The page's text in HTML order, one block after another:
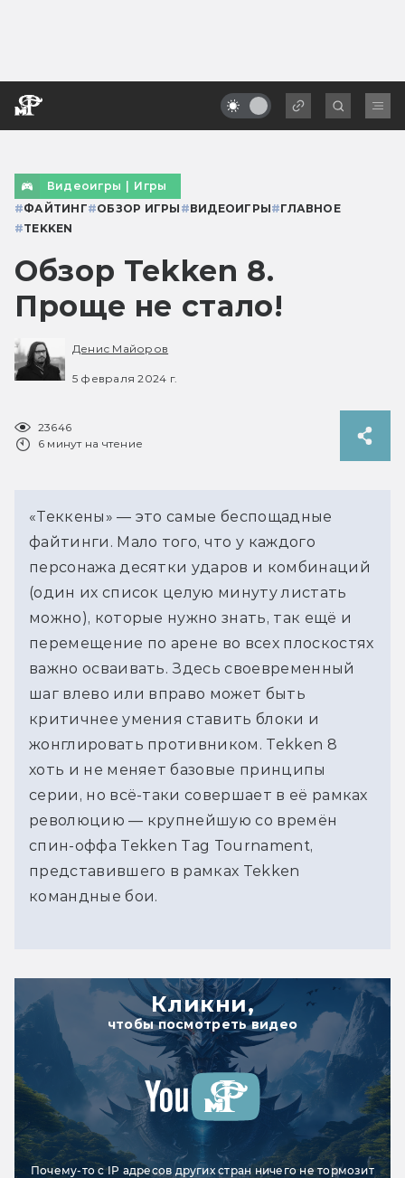
Видеоигры | Игры
#ФАЙТИНГ#ОБЗОР ИГРЫ #ВИДЕОИГРЫ#ГЛАВНОЕ
#TEKKEN
Обзор Tekken 8.
Проще не стало!
Денис Майоров
5 февраля 2024 г.
23646
6 минут на чтение
«Теккены» — это самые беспощадные
файтинги. Мало того, что у каждого
персонажа десятки ударов и комбинаций
(один их список целую минуту листать
можно), которые нужно знать, так ещё и
перемещение по арене во всех плоскостях
важно осваивать. Здесь своевременный
шаг влево или вправо может быть
критичнее умения ставить блоки и
жонглировать противником. Tekken 8
хоть и не меняет базовые принципы
серии, но всё-таки совершает в её рамках
революцию — крупнейшую со времён
спин-оффа Tekken Tag Tournament,
представившего в рамках Tekken
командные бои.
Кликни,
чтобы посмотреть видео
Почему-то с IP адресов других стран ничего не тормозит